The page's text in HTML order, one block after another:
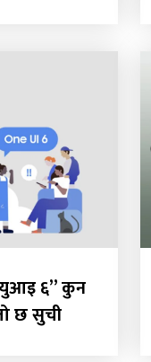
युआइ ६” कुन
छ सुची